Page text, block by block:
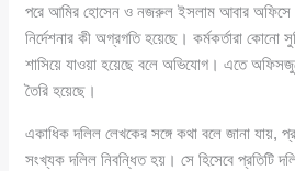
পরে আমির হোসেন ও নজরুল ইসলাম আবার অফিসে
নির্দেশনার কী অগ্রগতি হয়েছে। কর্মকর্তারা কোনো
শাসিয়ে যাওয়া হয়েছে বলে অভিযোগ। এতে
তৈরি হয়েছে।
একাধিক দলিল লেখকের সঙ্গে কথা বলে জানা যায়,
সংখ্যক দলিল নিবন্ধিত হয়। সে হিসেবে প্রতিটি